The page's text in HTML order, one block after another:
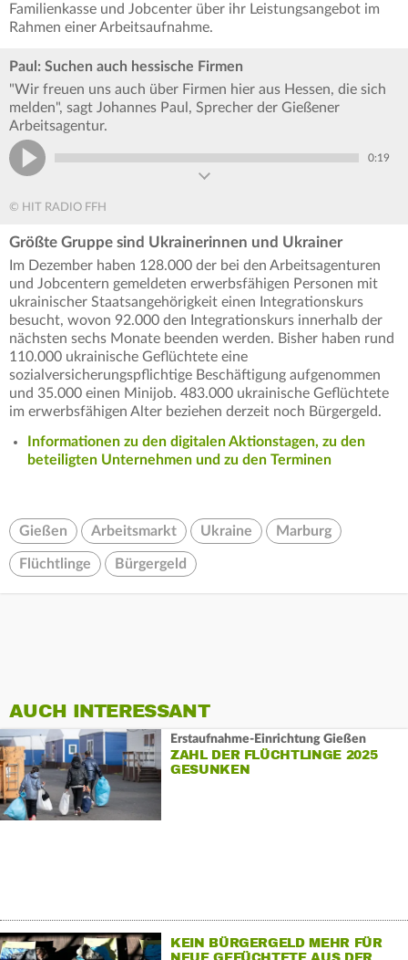
Familienkasse und Jobcenter über ihr Leistungsangebot im
Rahmen einer Arbeitsaufnahme.
Paul: Suchen auch hessische Firmen
"Wir freuen uns auch über Firmen hier aus Hessen, die sich
melden", sagt Johannes Paul, Sprecher der Gießener
Arbeitsagentur.
0:19
© HIT RADIO FFH
Größte Gruppe sind Ukrainerinnen und Ukrainer
Im Dezember haben 128.000 der bei den Arbeitsagenturen
und Jobcentern gemeldeten erwerbsfähigen Personen mit
ukrainischer Staatsangehörigkeit einen Integrationskurs
besucht, wovon 92.000 den Integrationskurs innerhalb der
nächsten sechs Monate beenden werden. Bisher haben rund
110.000 ukrainische Geflüchtete eine
sozialversicherungspflichtige Beschäftigung aufgenommen
und 35.000 einen Minijob. 483.000 ukrainische Geflüchtete
im erwerbsfähigen Alter beziehen derzeit noch Bürgergeld.
Informationen zu den digitalen Aktionstagen, zu den
beteiligten Unternehmen und zu den Terminen
Gießen Arbeitsmarkt Ukraine Marburg
Flüchtlinge Bürgergeld
AUCH INTERESSANT
Erstaufnahme-Einrichtung Gießen
ZAHL DER FLÜCHTLINGE 2025
GESUNKEN
KEIN BÜRGERGELD MEHR FÜR